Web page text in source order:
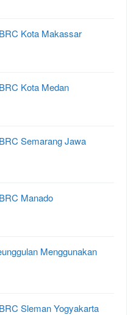
Kota Makassar
Kota Medan
Semarang Jawa
Manado
Menggunakan
Sleman Yogyakarta